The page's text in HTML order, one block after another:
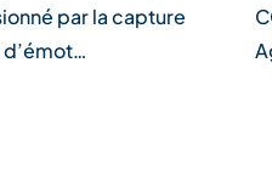
par la capture
d’émot…